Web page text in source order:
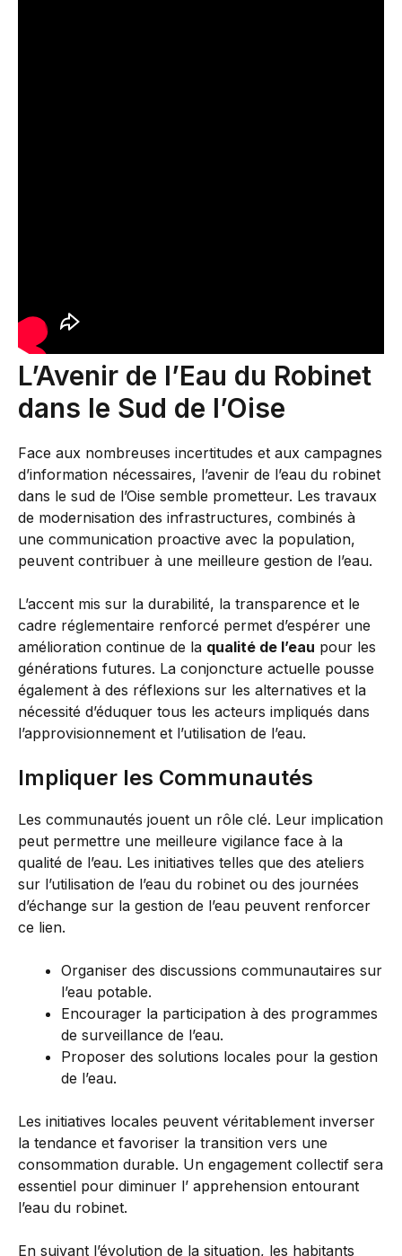
L’Avenir de l’Eau du Robinet
dans le Sud de l’Oise
Face aux nombreuses incertitudes et aux campagnes
d’information nécessaires, l’avenir de l’eau du robinet
dans le sud de l’Oise semble prometteur. Les travaux
de modernisation des infrastructures, combinés à
une communication proactive avec la population,
peuvent contribuer à une meilleure gestion de l’eau.
L’accent mis sur la durabilité, la transparence et le
cadre réglementaire renforcé permet d’espérer une
amélioration continue de la qualité de l’eau pour les
générations futures. La conjoncture actuelle pousse
également à des réflexions sur les alternatives et la
nécessité d’éduquer tous les acteurs impliqués dans
l’approvisionnement et l’utilisation de l’eau.
Impliquer les Communautés
Les communautés jouent un rôle clé. Leur implication
peut permettre une meilleure vigilance face à la
qualité de l’eau. Les initiatives telles que des ateliers
sur l’utilisation de l’eau du robinet ou des journées
d’échange sur la gestion de l’eau peuvent renforcer
ce lien.
Organiser des discussions communautaires sur
l’eau potable.
Encourager la participation à des programmes
de surveillance de l’eau.
Proposer des solutions locales pour la gestion
de l’eau.
Les initiatives locales peuvent véritablement inverser
la tendance et favoriser la transition vers une
consommation durable. Un engagement collectif sera
essentiel pour diminuer l’ apprehension entourant
l’eau du robinet.
En suivant l’évolution de la situation, les habitants